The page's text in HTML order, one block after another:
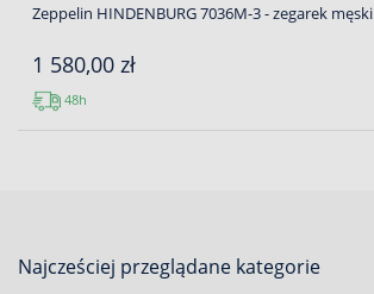
Zeppelin HINDENBURG 7036M-3 - zegarek męski
1 580,00 zł
48h
Najcześciej przeglądane kategorie